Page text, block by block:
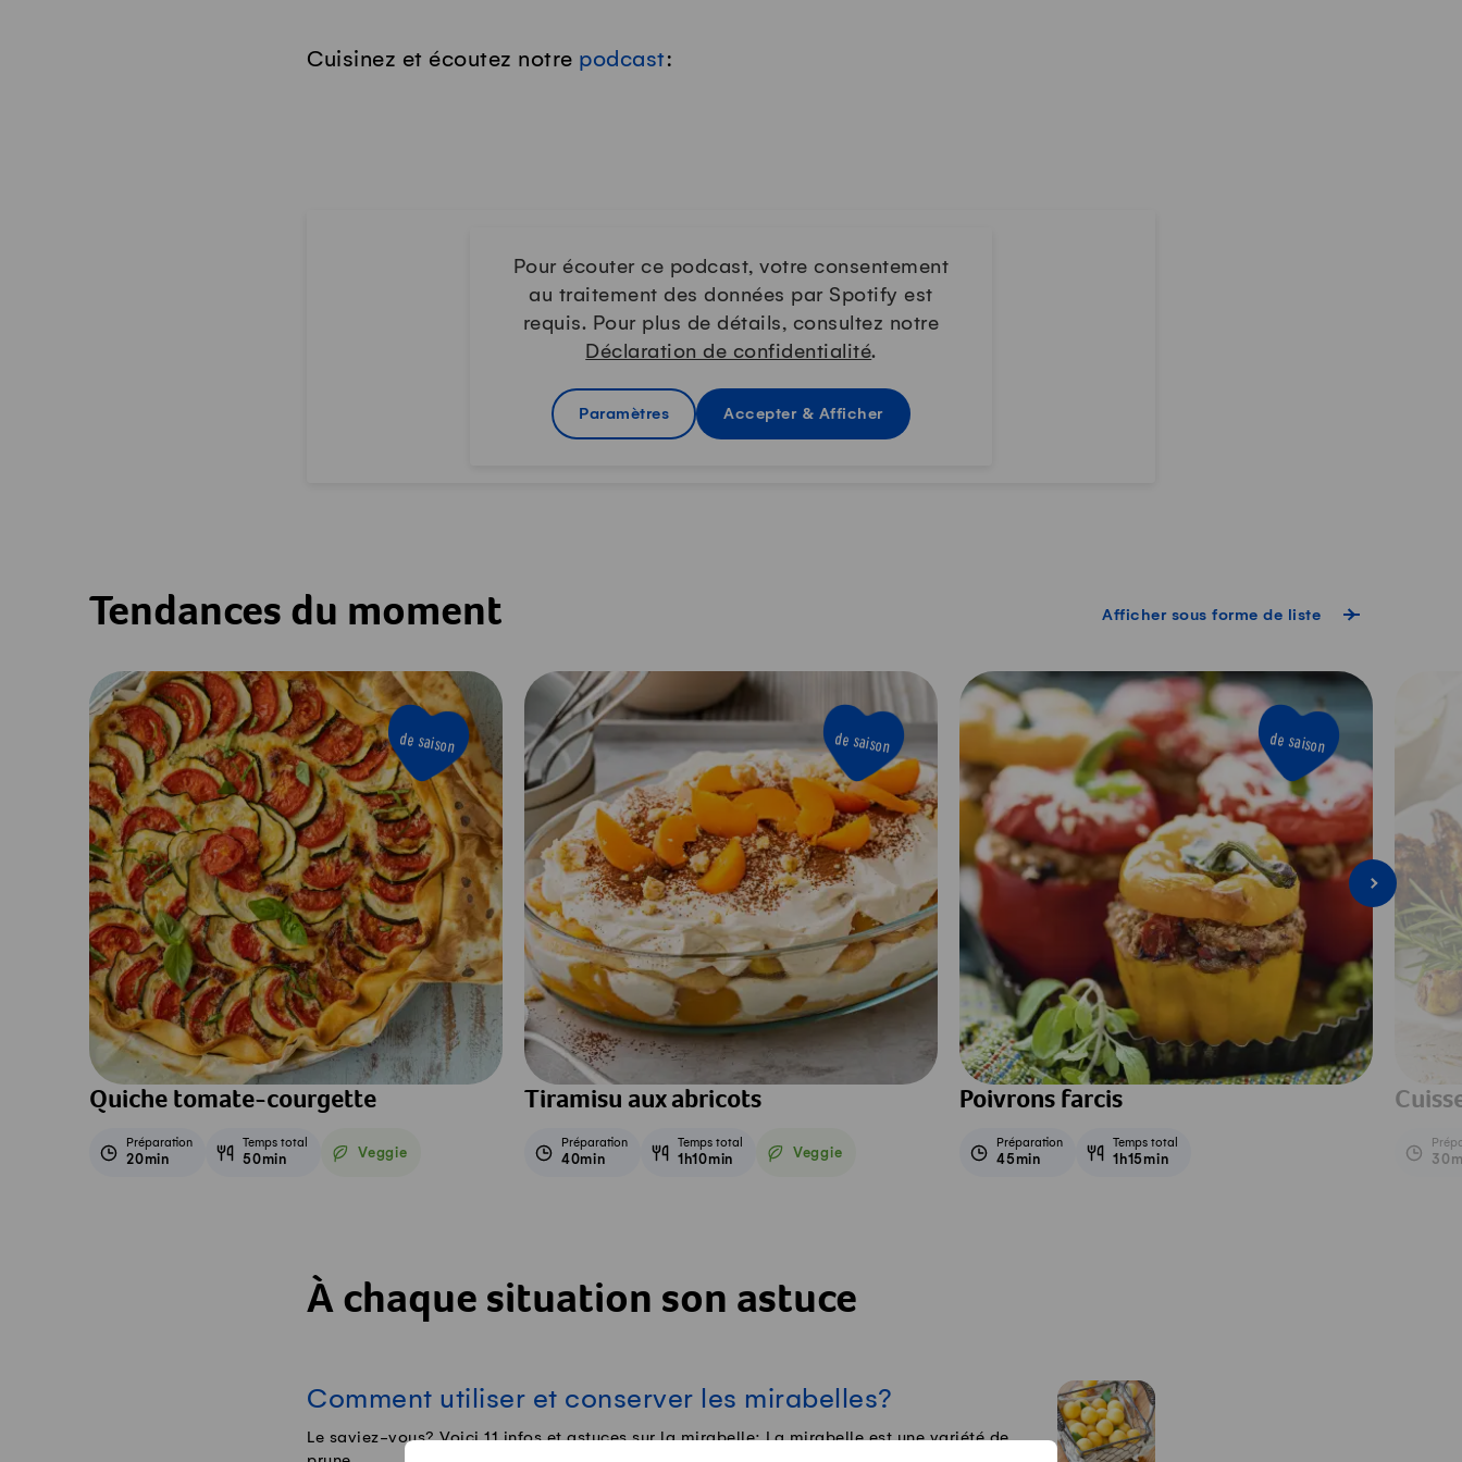
Cuisinez et écoutez notre podcast:
Pour écouter ce podcast, votre consentement
au traitement des données par Spotify est
requis. Pour plus de détails, consultez notre
Déclaration de confidentialité.
Paramètres Accepter & Afficher
Tendances du moment Afficher sous forme de liste
de saison
Quiche tomate-courgette
Préparation
20min
Temps total
50min Veggie
Veggie
de saison
Tiramisu aux abricots
Préparation
40min
Temps total
1h10min Veggie
Veggie
de saison
Poivrons farcis
Préparation
45min
Temps total
1h15min
À chaque situation son astuce
Comment utiliser et conserver les mirabelles?
Le saviez-vous? Voici 11 infos et astuces sur la mirabelle: La mirabelle est une variété de